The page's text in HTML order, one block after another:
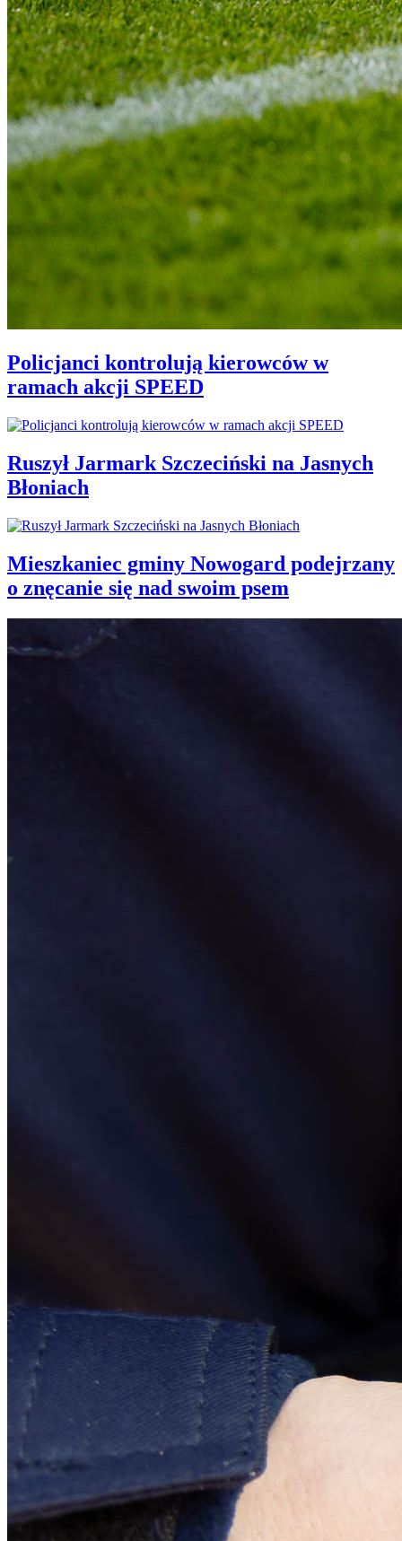
Policjanci kontrolują kierowców w
ramach akcji SPEED
Ruszył Jarmark Szczeciński na Jasnych
Błoniach
Mieszkaniec gminy Nowogard podejrzany
o znęcanie się nad swoim psem